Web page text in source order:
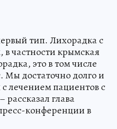
тип. Лихорадка с
частности крымская
это в том числе
Мы достаточно долго и
лечением пациентов с
глава
конференции в